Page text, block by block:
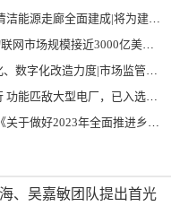
系、保障国家能源安全、实现“双碳”目标提供有力支撑
慧工厂、智慧城市、智慧电网等将占60%以上
和信息化部 关于促进企业计量能力提升的指导意见
大型电厂，已入选国际典型案例
面推进乡村振兴重点工作的意见》发布
、吴嘉敏团队提出首光